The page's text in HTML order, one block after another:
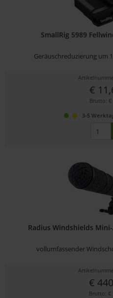
SmallRig 5989
Geräuschreduzierung um
€
Brutto: €
3-5
Radius Windshields
vollumfassender
€
Brutto: €